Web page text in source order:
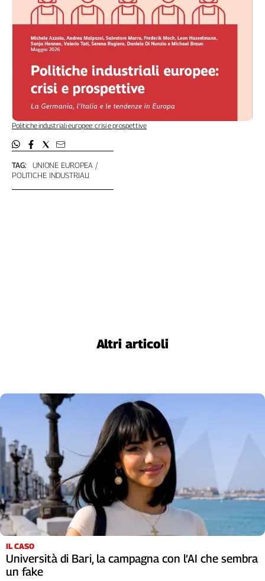
TAG:
UNIONE EUROPEA
POLITICHE INDUSTRIALI
Politiche industriali europee: crisi e prospettive
Altri articoli
IL CASO
Università di Bari, la campagna con l’AI che sembra
un fake